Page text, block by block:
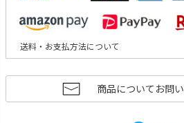
送料・お支払方法について
商品についてお問